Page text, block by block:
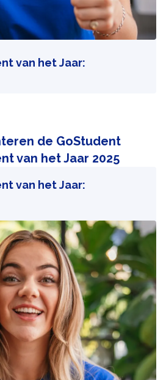
van het Jaar:
de GoStudent
van het Jaar 2025
van het Jaar: